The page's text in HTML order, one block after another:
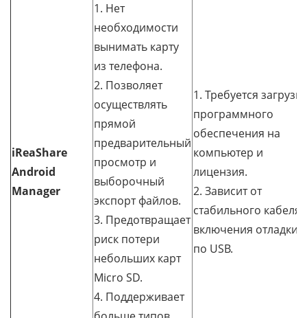
iReaShare
Android
Manager
1. Нет
необходимости
вынимать карту
из телефона.
2. Позволяет
осуществлять
прямой
предварительный
просмотр и
выборочный
экспорт файлов.
3. Предотвращает
риск потери
небольших карт
Micro SD.
4. Поддерживает
1. Требуется загрузка
программного
обеспечения на
компьютер и
лицензия.
2. Зависит от
стабильного кабеля
включения отладки
по USB.